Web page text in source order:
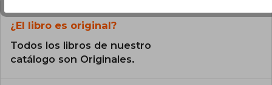
¿El libro es original?
Todos los libros de nuestro
catálogo son Originales.